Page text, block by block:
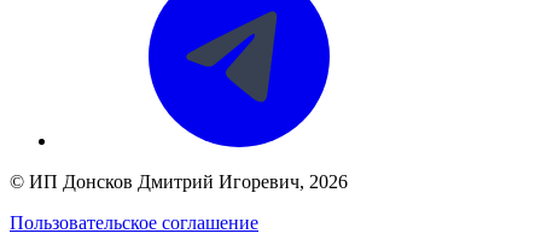
© ИП Донсков Дмитрий Игоревич, 2026
Пользовательское соглашение